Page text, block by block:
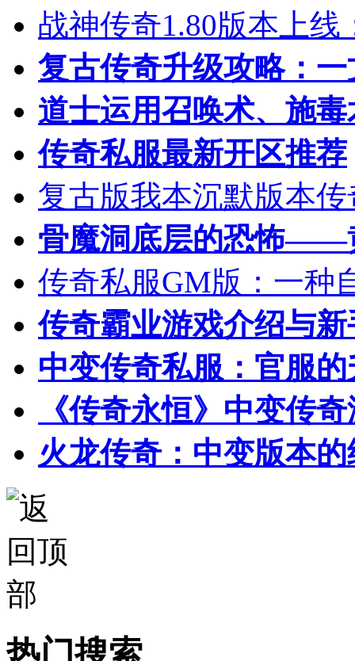
战神传奇1.80版本上线
复古传奇升级攻略：
道士运用召唤术、施
传奇私服最新开区推荐
复古版我本沉默版本
骨魔洞底层的恐怖——
传奇私服GM版：一种
传奇霸业游戏介绍与
中变传奇私服：官服
《传奇永恒》中变传
火龙传奇：中变版本